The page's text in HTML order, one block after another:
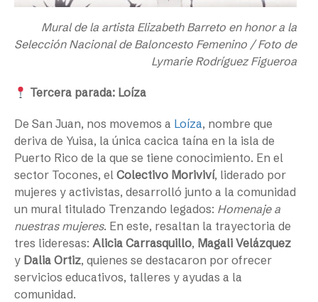
Mural de la artista Elizabeth Barreto en honor a la
Selección Nacional de Baloncesto Femenino / Foto de
Lymarie Rodríguez Figueroa
Tercera parada: Loíza
De San Juan, nos movemos a Loíza, nombre que
deriva de Yuisa, la única cacica taína en la isla de
Puerto Rico de la que se tiene conocimiento. En el
sector Tocones, el Colectivo Moriviví, liderado por
mujeres y activistas, desarrolló junto a la comunidad
un mural titulado Trenzando legados: Homenaje a
nuestras mujeres. En este, resaltan la trayectoria de
tres lideresas: Alicia Carrasquillo, Magali Velázquez
y Dalia Ortiz, quienes se destacaron por ofrecer
servicios educativos, talleres y ayudas a la
comunidad.